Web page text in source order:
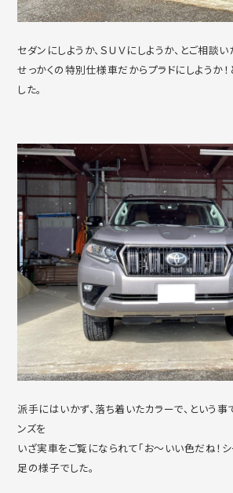
セダンにしようか、ＳＵＶにしようか、とご相談
せっかくの特別仕様車だからプラドにしようか
した。
派手にはいかず、落ち着いたカラーで、という事
ンズを
いざ実車をご覧になられて「お～いい色だね！シ
足の様子でした。